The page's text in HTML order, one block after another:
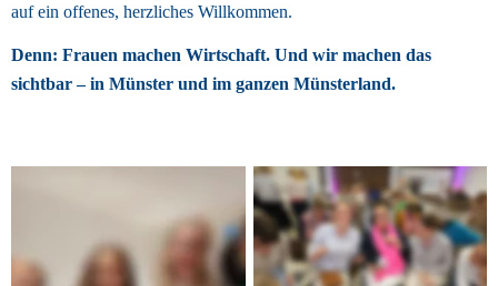
auf ein offenes, herzliches Willkommen.
Denn: Frauen machen Wirtschaft. Und wir machen das
sichtbar – in Münster und im ganzen Münsterland.